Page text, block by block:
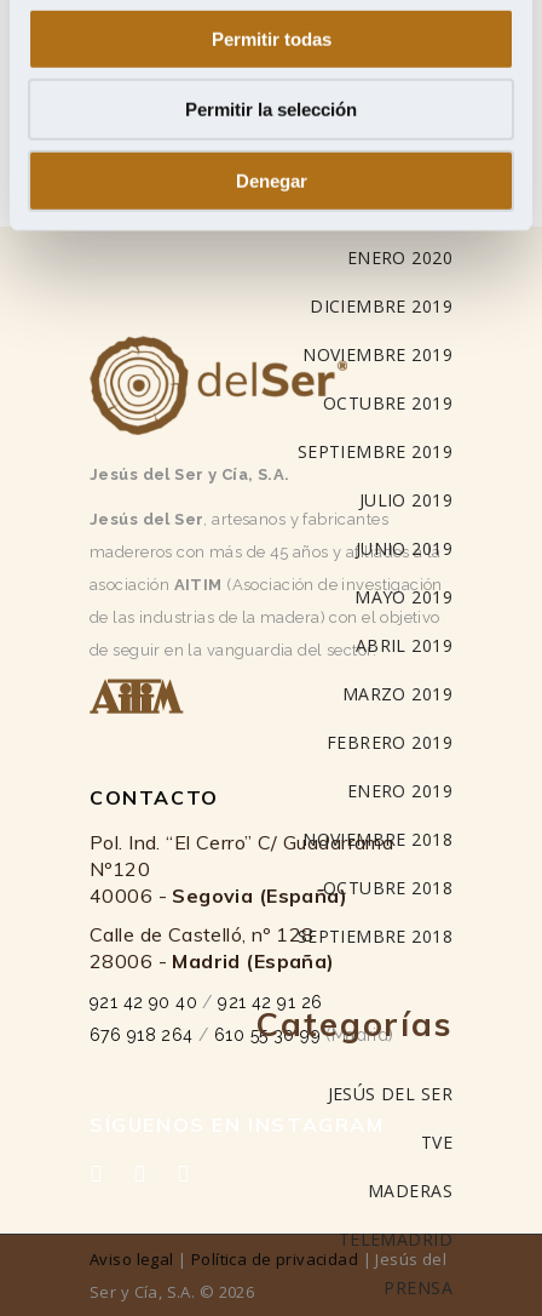
Permitir todas
Permitir la selección
Denegar
AGOSTO 2020
JUNIO 2020
MAYO 2020
ABRIL 2020
FEBRERO 2020
ENERO 2020
DICIEMBRE 2019
NOVIEMBRE 2019
OCTUBRE 2019
SEPTIEMBRE 2019
JULIO 2019
JUNIO 2019
MAYO 2019
ABRIL 2019
MARZO 2019
FEBRERO 2019
ENERO 2019
NOVIEMBRE 2018
OCTUBRE 2018
SEPTIEMBRE 2018
Categorías
JESÚS DEL SER
TVE
MADERAS
TELEMADRID
PRENSA
CUMARU
Jesús del Ser y Cía, S.A.
Jesús del Ser, artesanos y fabricantes
madereros con más de 45 años y afiliados a la
asociación AITIM (Asociación de investigación
de las industrias de la madera) con el objetivo
de seguir en la vanguardia del sector.
CONTACTO
Pol. Ind. “El Cerro” C/ Guadarrama
Nº120
40006 - Segovia (España)
Calle de Castelló, nº 128
28006 - Madrid (España)
921 42 90 40 /921 42 91 26
676 918 264 / 610 55 30 99(Madrid)
Aviso legal | Política de privacidad | Jesús del
Ser y Cía, S.A. © 2026